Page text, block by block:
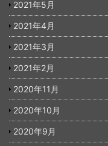
2021年5月
2021年4月
2021年3月
2021年2月
2020年11月
2020年10月
2020年9月